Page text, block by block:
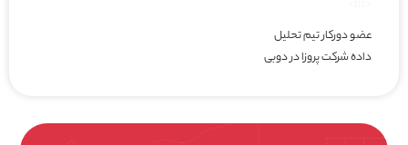
عضو دورکار تیم تحلیل
داده شرکت پروزا در دوبی